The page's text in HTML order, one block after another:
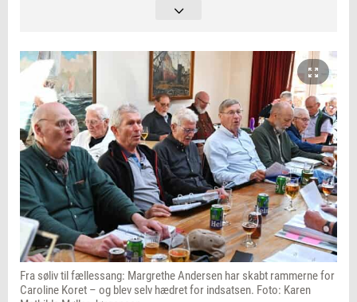
red@uas.dk med en beskrivelse af, hvorfor
netop denne person fortjener ugens buket
blomster.
Blomsterne er sponsoreret af Blomster på
Strøget i Svendborg.
Fra søliv til fællessang: Margrethe Andersen har skabt rammerne for
Caroline Koret – og blev selv hædret for indsatsen. Foto: Karen